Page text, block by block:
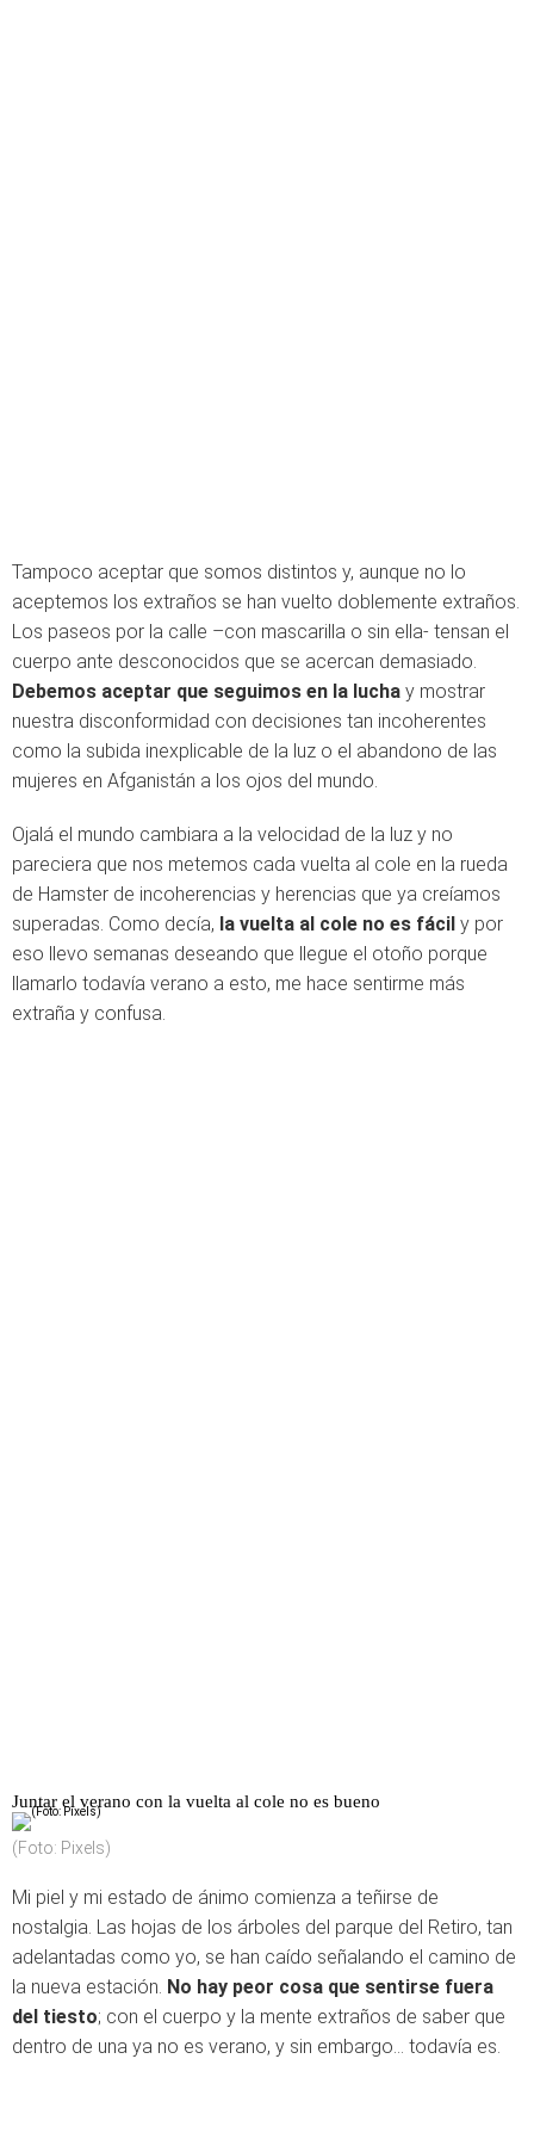
Tampoco aceptar que somos distintos y, aunque no lo
aceptemos los extraños se han vuelto doblemente extraños.
Los paseos por la calle –con mascarilla o sin ella- tensan el
cuerpo ante desconocidos que se acercan demasiado.
Debemos aceptar que seguimos en la lucha y mostrar
nuestra disconformidad con decisiones tan incoherentes
como la subida inexplicable de la luz o el abandono de las
mujeres en Afganistán a los ojos del mundo.
Ojalá el mundo cambiara a la velocidad de la luz y no
pareciera que nos metemos cada vuelta al cole en la rueda
de Hamster de incoherencias y herencias que ya creíamos
superadas. Como decía, la vuelta al cole no es fácil y por
eso llevo semanas deseando que llegue el otoño porque
llamarlo todavía verano a esto, me hace sentirme más
extraña y confusa.
Juntar el verano con la vuelta al cole no es bueno
(Foto: Pixels)
Mi piel y mi estado de ánimo comienza a teñirse de
nostalgia. Las hojas de los árboles del parque del Retiro, tan
adelantadas como yo, se han caído señalando el camino de
la nueva estación. No hay peor cosa que sentirse fuera
del tiesto; con el cuerpo y la mente extraños de saber que
dentro de una ya no es verano, y sin embargo… todavía es.